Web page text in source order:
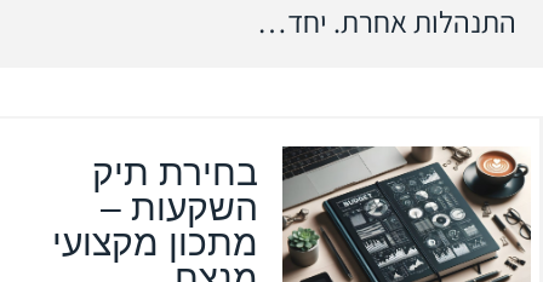
התנהלות אחרת. יחד…
בחירת תיק
השקעות –
מתכון מקצועי